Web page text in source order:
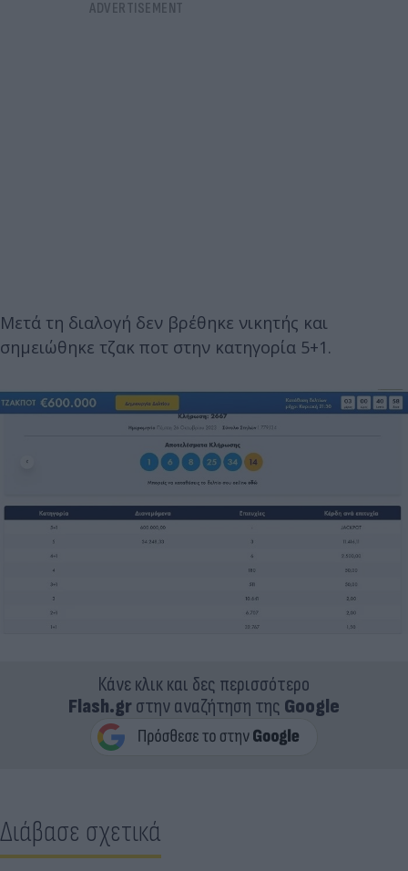
Μετά τη διαλογή δεν βρέθηκε νικητής και
σημειώθηκε τζακ ποτ στην κατηγορία 5+1.
Κάνε κλικ και δες περισσότερο
Flash.grστην αναζήτηση της Google
Διάβασε σχετικά